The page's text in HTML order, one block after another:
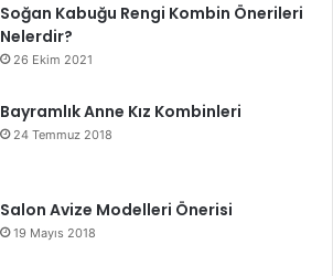
Soğan Kabuğu Rengi Kombin Önerileri
Nelerdir?
26 Ekim 2021
Bayramlık Anne Kız Kombinleri
24 Temmuz 2018
Salon Avize Modelleri Önerisi
19 Mayıs 2018